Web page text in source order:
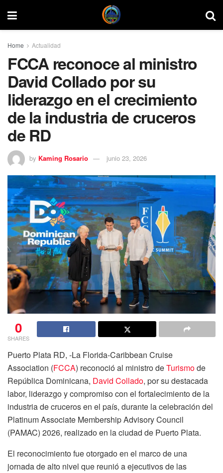
Home Actualidad
FCCA reconoce al ministro
David Collado por su
liderazgo en el crecimiento
de la industria de cruceros
de RD
by Kaming Rosario junio 23, 2026
0
SHARES
Puerto Plata RD, -La Florida-Caribbean Cruise
Association (FCCA) reconoció al ministro deTurismode
República Dominicana, David Collado, por su destacada
labor, liderazgo y compromiso con el fortalecimiento de la
industria de cruceros en el país, durante la celebración del
Platinum Associate Membership Advisory Council
(PAMAC) 2026, realizado en la ciudad de Puerto Plata.
El reconocimiento fue otorgado en el marco de una
jornada de alto nivel que reunió a ejecutivos de las